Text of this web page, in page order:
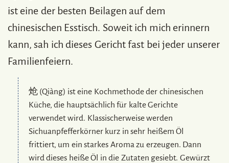
ist eine der besten Beilagen auf dem
chinesischen Esstisch. Soweit ich mich erinnern
kann, sah ich dieses Gericht fast bei jeder unserer
Familienfeiern.
炝 (Qiàng) ist eine Kochmethode der chinesischen
Küche, die hauptsächlich für kalte Gerichte
verwendet wird. Klassischerweise werden
Sichuanpfefferkörner kurz in sehr heißem Öl
frittiert, um ein starkes Aroma zu erzeugen. Dann
wird dieses heiße Öl in die Zutaten gesiebt. Gewürzt